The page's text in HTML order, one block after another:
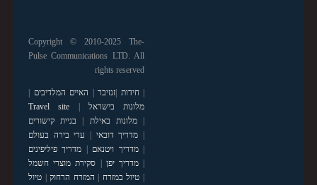
Copyright © 2010-2025 The-
Pulse Communications LTD. All
rights reserved
|חידות |זנזיבר | האיים המלדיבים |
מלונות בישראל |
Travel site
|מלונות באילת | בניית קישורים
| מדריך דובאי | ערי בירה בעולם
|מדריך ויטנאם | מדריך פיליפינים
|מדריך יפן | סקירת מוצרי חשמל
| טיול במזרח | המזרח הרחוק| טיול